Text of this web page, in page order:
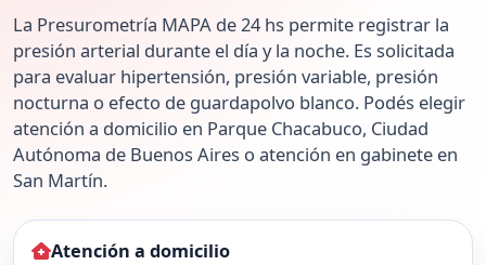
La Presurometría MAPA de 24 hs permite registrar la
presión arterial durante el día y la noche. Es solicitada
para evaluar hipertensión, presión variable, presión
nocturna o efecto de guardapolvo blanco. Podés elegir
atención a domicilio en Parque Chacabuco, Ciudad
Autónoma de Buenos Aires o atención en gabinete en
San Martín.
Atención a domicilio